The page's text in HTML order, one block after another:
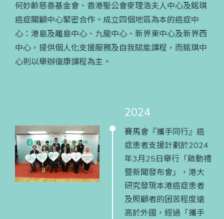
何妙齡慈善基金會、香港聖公會麥理浩夫人中心及銘琪
癌症關顧中心緊密合作。成立四個地區為本的癌症中
心：港島及離島中心、九龍中心、新界東中心及新界西
中心，提供個人化支援服務及自我賦能課程，而銘琪中
心則以舉辦復康課程為主。
2024
賽馬會『攜手同行』癌
症患者支援計劃於2024
年3月25日舉行「啟動禮
暨新聞發布會」，港大
研究發現本港癌症患者
及照顧者的困苦程度遠
高於外國，經過「攜手